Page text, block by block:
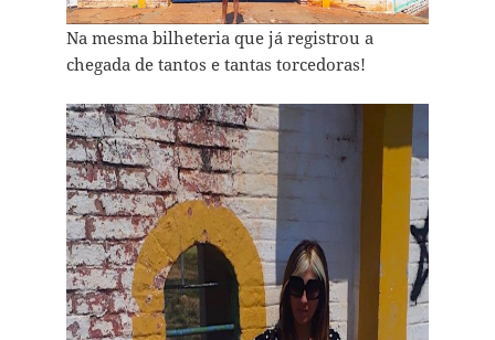
Na mesma bilheteria que já registrou a
chegada de tantos e tantas torcedoras!